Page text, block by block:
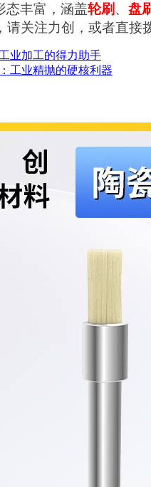
态丰富，涵盖轮刷 、盘
请关注力创，或者直接
业加工的得力助手
工业精抛的硬核利器